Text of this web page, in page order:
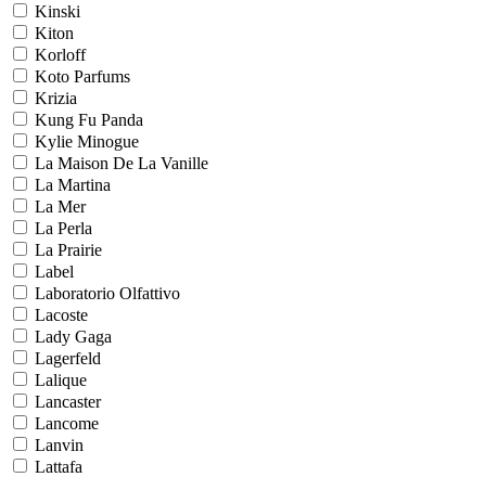
Kinski
Kiton
Korloff
Koto Parfums
Krizia
Kung Fu Panda
Kylie Minogue
La Maison De La Vanille
La Martina
La Mer
La Perla
La Prairie
Label
Laboratorio Olfattivo
Lacoste
Lady Gaga
Lagerfeld
Lalique
Lancaster
Lancome
Lanvin
Lattafa